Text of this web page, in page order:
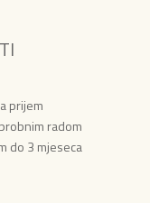
prijem
radom
do 3 mjeseca